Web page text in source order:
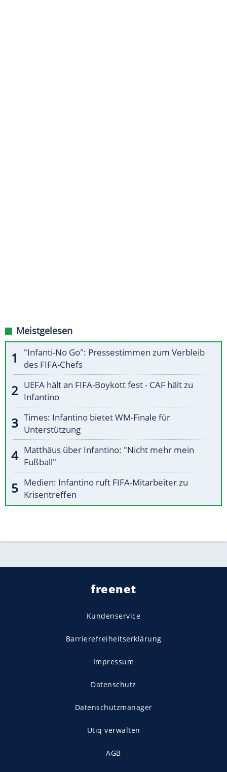
Meistgelesen
"Infanti-No Go": Pressestimmen zum Verbleib
des FIFA-Chefs
UEFA hält an FIFA-Boykott fest - CAF hält zu
Infantino
Times: Infantino bietet WM-Finale für
Unterstützung
Matthäus über Infantino: "Nicht mehr mein
Fußball"
Medien: Infantino ruft FIFA-Mitarbeiter zu
Krisentreffen
freenet
Kundenservice
Barrierefreiheitserklärung
Impressum
Datenschutz
Datenschutzmanager
Utiq verwalten
AGB